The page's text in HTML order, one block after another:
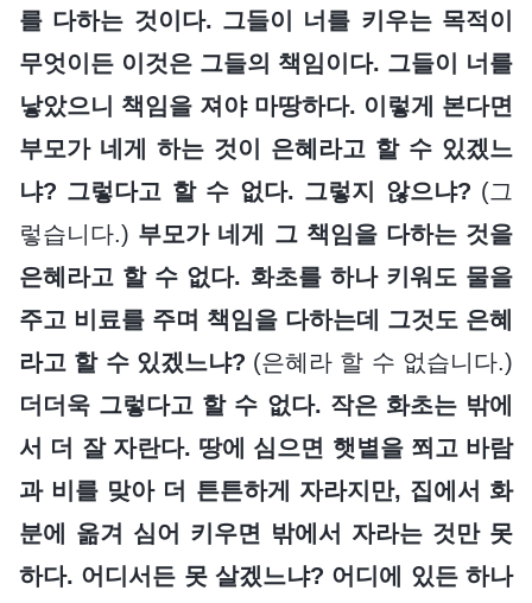
를 다하는 것이다. 그들이 너를 키우는 목적이
무엇이든 이것은 그들의 책임이다. 그들이 너를
낳았으니 책임을 져야 마땅하다. 이렇게 본다면
부모가 네게 하는 것이 은혜라고 할 수 있겠느
냐? 그렇다고 할 수 없다. 그렇지 않으냐? (그
렇습니다.) 부모가 네게 그 책임을 다하는 것을
은혜라고 할 수 없다. 화초를 하나 키워도 물을
주고 비료를 주며 책임을 다하는데 그것도 은혜
라고 할 수 있겠느냐? (은혜라 할 수 없습니다.)
더더욱 그렇다고 할 수 없다. 작은 화초는 밖에
서 더 잘 자란다. 땅에 심으면 햇볕을 쬐고 바람
과 비를 맞아 더 튼튼하게 자라지만, 집에서 화
분에 옮겨 심어 키우면 밖에서 자라는 것만 못
하다. 어디서든 못 살겠느냐? 어디에 있든 하나